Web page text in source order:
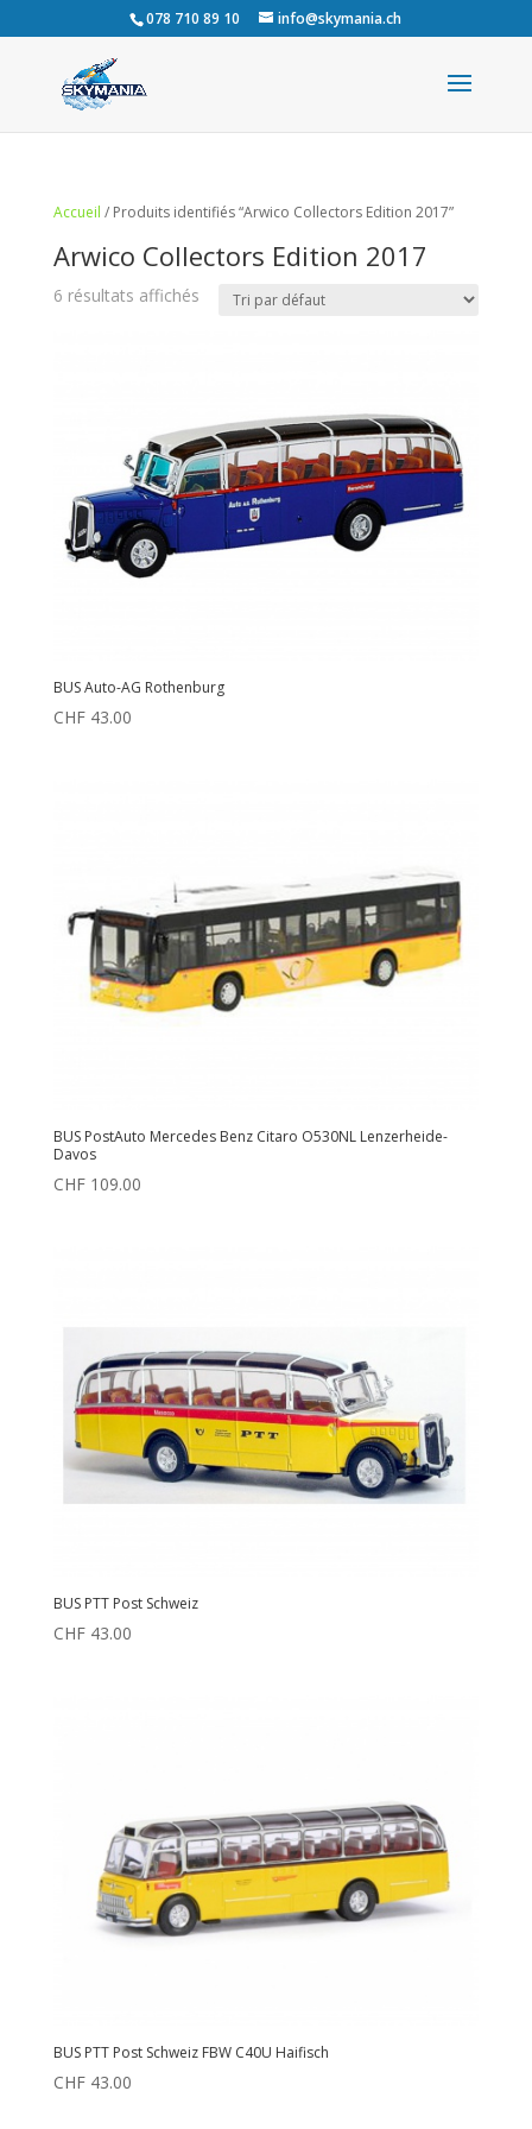
078 710 89 10 info@skymania.ch
Accueil / Produits identifiés “Arwico Collectors Edition 2017”
Arwico Collectors Edition 2017
6 résultats affichés
BUS Auto-AG Rothenburg
CHF43.00
BUS PostAuto Mercedes Benz Citaro O530NL Lenzerheide-
Davos
CHF109.00
BUS PTT Post Schweiz
CHF43.00
BUS PTT Post Schweiz FBW C40U Haifisch
CHF43.00